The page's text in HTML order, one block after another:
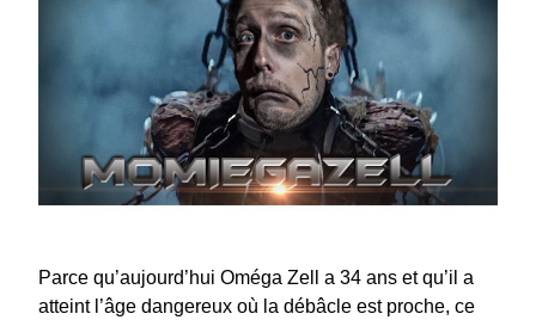
Parce qu’aujourd’hui Oméga Zell a 34 ans et qu’il a
atteint l’âge dangereux où la débâcle est proche, ce